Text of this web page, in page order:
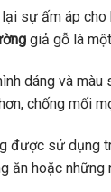
sự ấm áp
giả gỗ là
dáng và
chống mối
được sử dụng
ăn hoặc